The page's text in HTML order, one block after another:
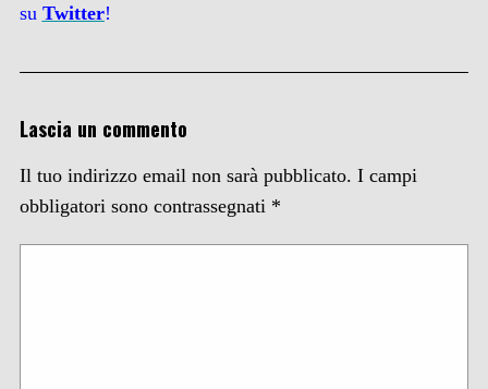
su Twitter!
Lascia un commento
Il tuo indirizzo email non sarà pubblicato. I campi
obbligatori sono contrassegnati *